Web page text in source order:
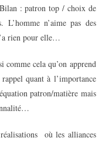
: patron top / choix de
n’aime pas des
rien pour elle…
comme cela qu’on apprend
quant à l’importance
patron/matière mais
où les alliances